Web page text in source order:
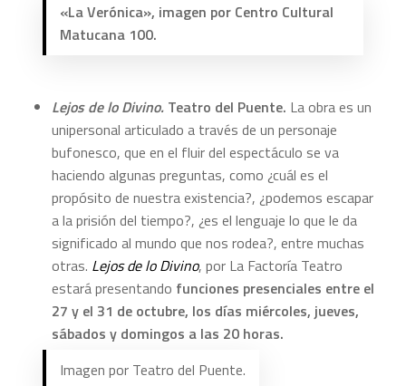
«La Verónica», imagen por Centro Cultural
Matucana 100.
Lejos de lo Divino.Teatro del Puente. La obra es un
unipersonal articulado a través de un personaje
bufonesco, que en el fluir del espectáculo se va
haciendo algunas preguntas, como ¿cuál es el
propósito de nuestra existencia?, ¿podemos escapar
a la prisión del tiempo?, ¿es el lenguaje lo que le da
significado al mundo que nos rodea?, entre muchas
otras. Lejos de lo Divino, por La Factoría Teatro
estará presentando funciones presenciales entre el
27 y el 31 de octubre, los días miércoles, jueves,
sábados y domingos a las 20 horas.
Imagen por Teatro del Puente.